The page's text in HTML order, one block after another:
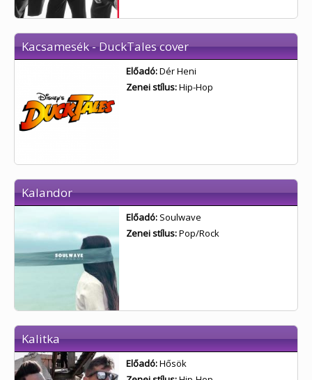
Kacsamesék - DuckTales cover
Előadó:Dér Heni
Zenei stílus:Hip-Hop
Kalandor
Előadó: Soulwave
Zenei stílus:Pop/Rock
Kalitka
Előadó:Hősök